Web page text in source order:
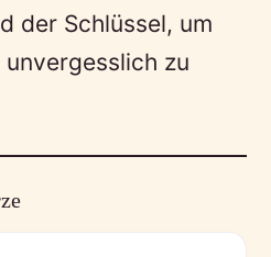
der Schlüssel, um
zu